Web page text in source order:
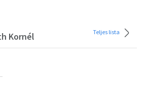
Kornél Teljes lista